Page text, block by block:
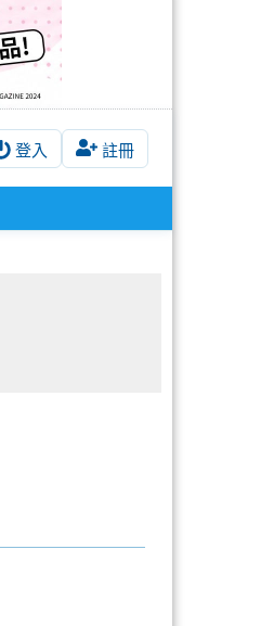
登入 註冊